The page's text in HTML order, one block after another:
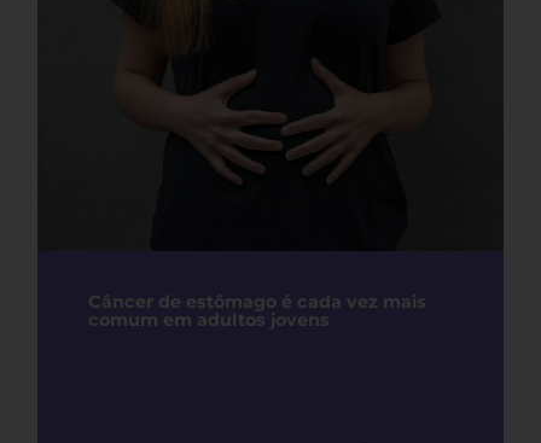
Câncer de estômago é cada vez mais
comum em adultos jovens